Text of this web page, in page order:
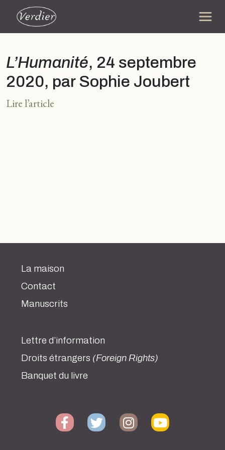
L’Humanité, 24 septembre
2020, par Sophie Joubert
Lire l’article
La maison
Contact
Manuscrits
Lettre d’information
Droits étrangers (Foreign Rights)
Banquet du livre